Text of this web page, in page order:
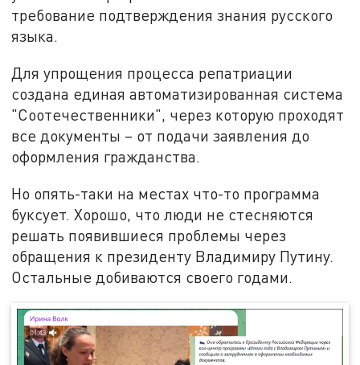
требование подтверждения знания русского
языка.
Для упрощения процесса репатриации
создана единая автоматизированная система
"Соотечественники", через которую проходят
все документы – от подачи заявления до
оформления гражданства.
Но опять-таки на местах что-то программа
буксует. Хорошо, что люди не стесняются
решать появившиеся проблемы через
обращения к президенту Владимиру Путину.
Остальные добиваются своего годами.